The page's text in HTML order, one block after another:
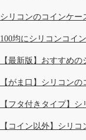
シリコンのコインケー
100均にシリコンコイ
【最新版】おすすめ
【がま口】シリコン
【フタ付きタイプ】
【コイン以外】シリ